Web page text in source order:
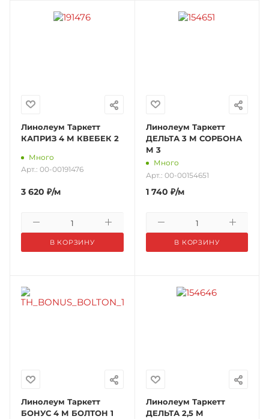
Линолеум Таркетт
КАПРИЗ 4 М КВЕБЕК 2
Много
Арт.: 00-00191476
3 620 ₽/м
В КОРЗИНУ
Линолеум Таркетт
ДЕЛЬТА 3 М СОРБОНА
М 3
Много
Арт.: 00-00154651
1 740 ₽/м
В КОРЗИНУ
Линолеум Таркетт
БОНУС 4 М БОЛТОН 1
Линолеум Таркетт
ДЕЛЬТА 2,5 М